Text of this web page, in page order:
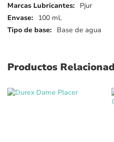
Más
detalles
Pjur
100 ml.
Base de agua
Productos